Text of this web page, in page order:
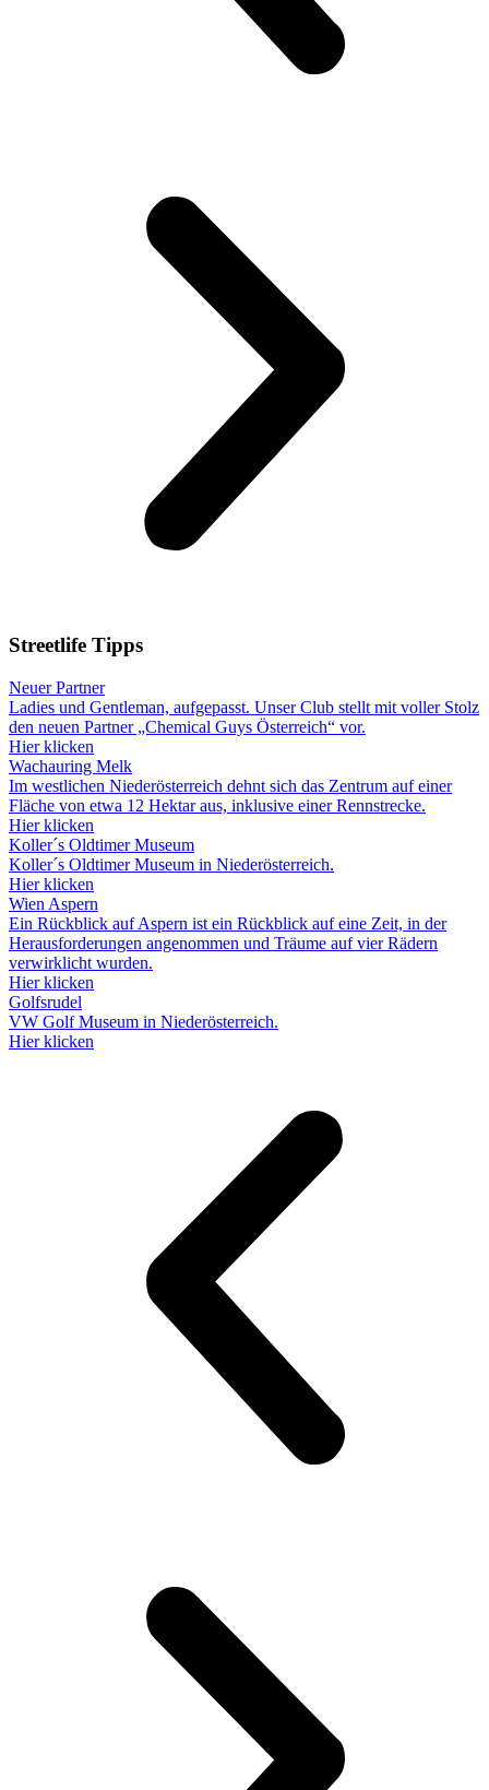
Streetlife Tipps
Neuer Partner
Ladies und Gentleman, aufgepasst. Unser Club stellt mit voller Stolz
den neuen Partner „Chemical Guys Österreich“ vor.
Hier klicken
Wachauring Melk
Im westlichen Niederösterreich dehnt sich das Zentrum auf einer
Fläche von etwa 12 Hektar aus, inklusive einer Rennstrecke.
Hier klicken
Koller´s Oldtimer Museum
Koller´s Oldtimer Museum in Niederösterreich.
Hier klicken
Wien Aspern
Ein Rückblick auf Aspern ist ein Rückblick auf eine Zeit, in der
Herausforderungen angenommen und Träume auf vier Rädern
verwirklicht wurden.
Hier klicken
Golfsrudel
VW Golf Museum in Niederösterreich.
Hier klicken